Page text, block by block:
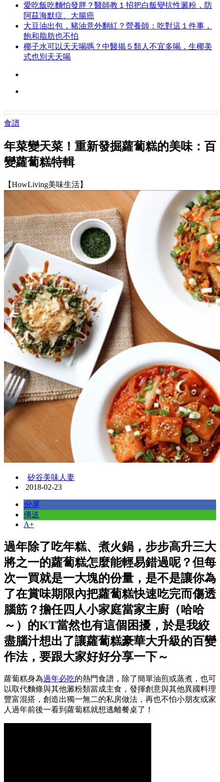
愛吃飯吃麵怕發胖？醫師教１招把白飯變抗性澱粉，防
阿茲海默症、大腸癌
大豆油出包，豬油意外翻紅？營養師：吃對這１件事，
飽和脂肪也不怕
椰子水可以天天喝嗎？中醫揭５類人不宜多喝，生椰美
式也別天天喝
食譜
年菜變天菜！重新發掘蘿蔔糕的美味：百
變蘿蔔糕特輯
【HowLiving美味生活】
矽谷美味人妻
2018-02-23
分享
傳送
A+
過年除了吃年糕、煮火鍋，步步高升三大
將之一的蘿蔔糕怎麼能輕易錯過呢？但每
次一買就是一大塊的份量，是不是讓你為
了在賞味期限內把蘿蔔糕快速吃完而傷透
腦筋？擔任四人小家庭當家主廚（哈哈
～）的KT當然也有這個困擾，於是我絞
盡腦汁想出了讓蘿蔔糕豪華大升級的百變
作法，要跟大家好好分享一下～
蘿蔔糕身為過年必吃的熱門食譜，除了簡單油煎或蒸煮，也可
以取代麵條與其他澱粉類當成主食，發揮創意與其他異國料理
豐富混搭，創造出獨一無二的私房做法，再也不怕小朋友或家
人過年前後一看到蘿蔔糕就想逃離餐桌了！